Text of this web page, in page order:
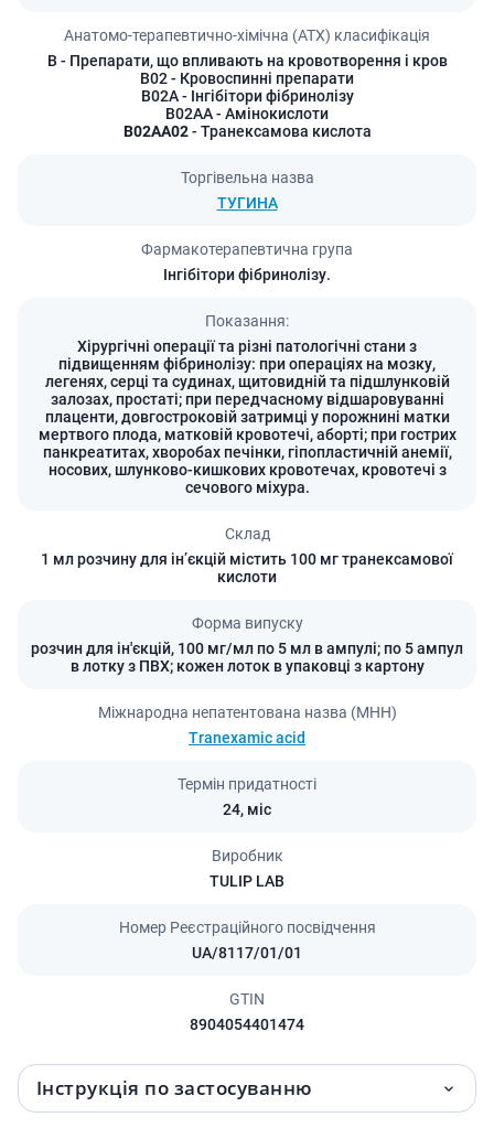
Анатомо-терапевтично-хімічна (АТХ) класифікація
B - Препарати, що впливають на кровотворення і кров
B02- Кровоспинні препарати
B02A- Інгібітори фібринолізу
B02AA- Амінокислоти
B02AA02- Транексамова кислота
Торгівельна назва
ТУГИНА
Фармакотерапевтична група
Інгібітори фібринолізу.
Показання:
Хірургічні операції та різні патологічні стани з
підвищенням фібринолізу: при операціях на мозку,
легенях, серці та судинах, щитовидній та підшлунковій
залозах, простаті; при передчасному відшаровуванні
плаценти, довгостроковій затримці у порожнині матки
мертвого плода, матковій кровотечі, аборті; при гострих
панкреатитах, хворобах печінки, гіпопластичній анемії,
носових, шлунково-кишкових кровотечах, кровотечі з
сечового міхура.
Склад
1 мл розчину для ін’єкцій містить 100 мг транексамової
кислоти
Форма випуску
розчин для ін'єкцій, 100 мг/мл по 5 мл в ампулі; по 5 ампул
в лотку з ПВХ; кожен лоток в упаковці з картону
Міжнародна непатентована назва (МНН)
Tranexamic acid
Термін придатності
24, міс
Виробник
TULIP LAB
Номер Реєстраційного посвідчення
UA/8117/01/01
GTIN
8904054401474
Інструкція по застосуванню